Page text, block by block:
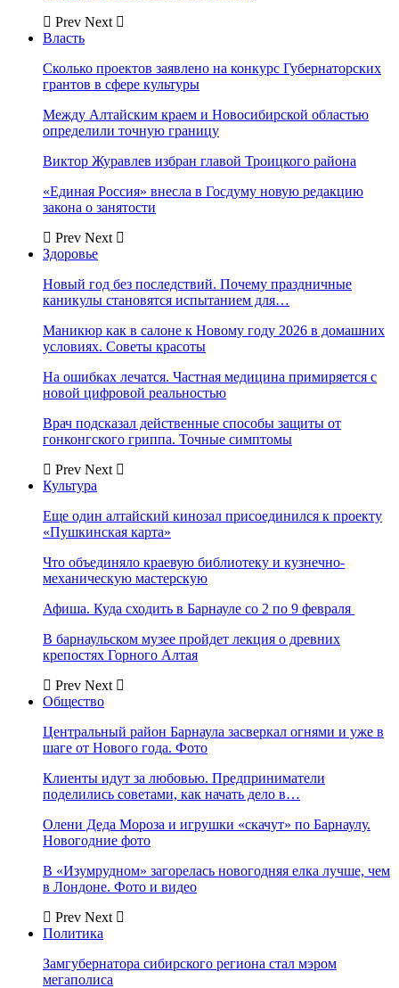
Prev Next
Власть
Сколько проектов заявлено на конкурс Губернаторских
грантов в сфере культуры
Между Алтайским краем и Новосибирской областью
определили точную границу
Виктор Журавлев избран главой Троицкого района
«Единая Россия» внесла в Госдуму новую редакцию
закона о занятости
Prev Next
Здоровье
Новый год без последствий. Почему праздничные
каникулы становятся испытанием для…
Маникюр как в салоне к Новому году 2026 в домашних
условиях. Советы красоты
На ошибках лечатся. Частная медицина примиряется с
новой цифровой реальностью
Врач подсказал действенные способы защиты от
гонконгского гриппа. Точные симптомы
Prev Next
Культура
Еще один алтайский кинозал присоединился к проекту
«Пушкинская карта»
Что объединяло краевую библиотеку и кузнечно-
механическую мастерскую
Афиша. Куда сходить в Барнауле со 2 по 9 февраля
В барнаульском музее пройдет лекция о древних
крепостях Горного Алтая
Prev Next
Общество
Центральный район Барнаула засверкал огнями и уже в
шаге от Нового года. Фото
Клиенты идут за любовью. Предприниматели
поделились советами, как начать дело в…
Олени Деда Мороза и игрушки «скачут» по Барнаулу.
Новогодние фото
В «Изумрудном» загорелась новогодняя елка лучше, чем
в Лондоне. Фото и видео
Prev Next
Политика
Замгубернатора сибирского региона стал мэром
мегаполиса